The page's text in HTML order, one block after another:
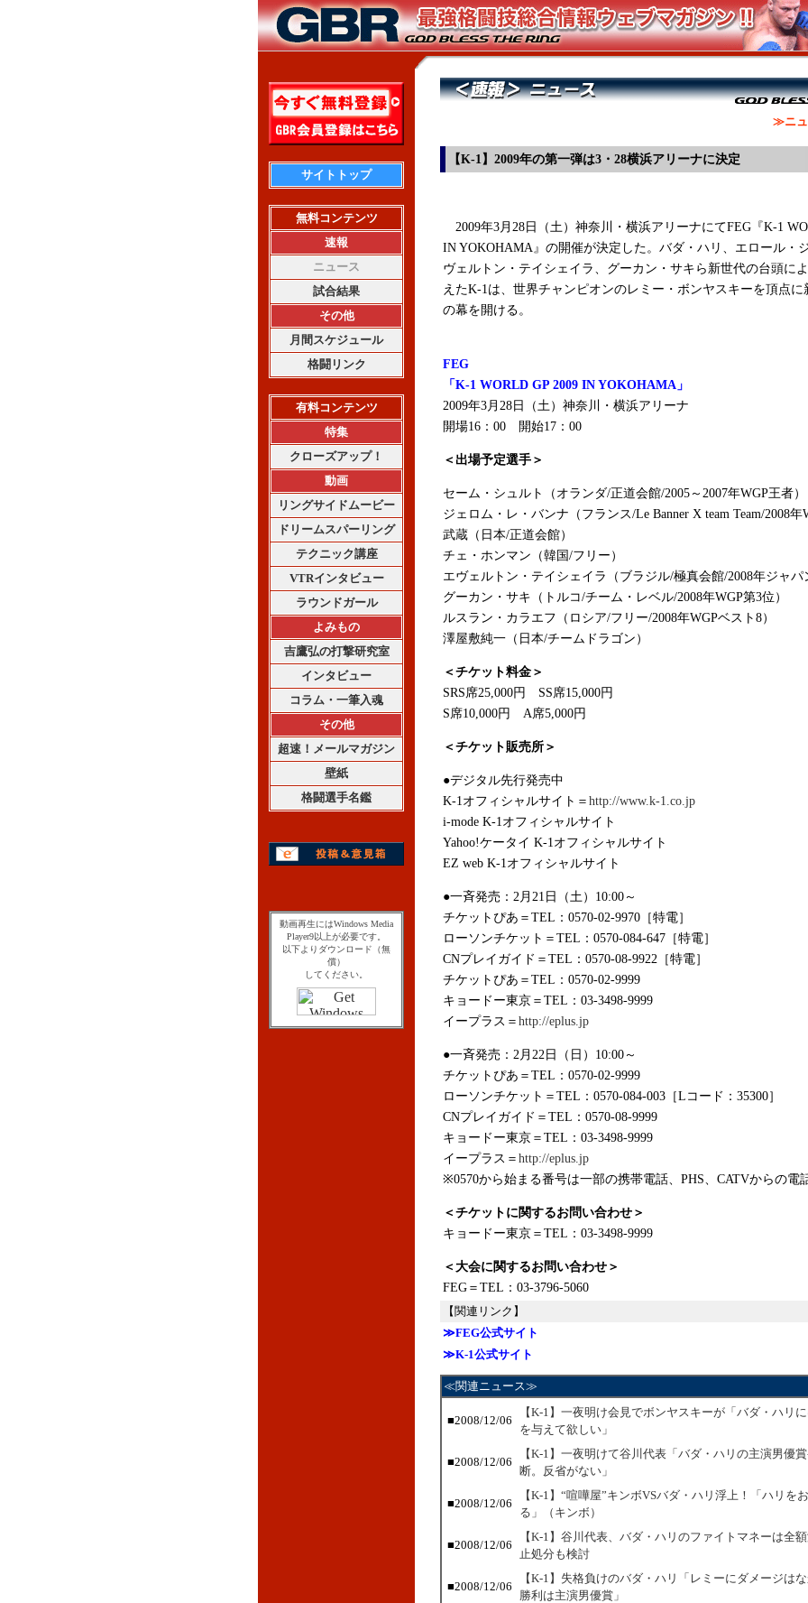
サイトトップ
無料コンテンツ
速報
ニュース
試合結果
その他
月間スケジュール
格闘リンク
有料コンテンツ
特集
クローズアップ！
動画
リングサイドムービー
ドリームスパーリング
テクニック講座
VTRインタビュー
ラウンドガール
よみもの
吉鷹弘の打撃研究室
インタビュー
コラム・一筆入魂
その他
超速！メールマガジン
壁紙
格闘選手名鑑
動画再生にはWindows Media
Player9以上が必要です。
以下よりダウンロード（無
償）
してください。
≫ニュ
【K-1】2009年の第一弾は3・28横浜アリーナに決定
2009年3月28日（土）神奈川・横浜アリーナにてFEG『K-1
IN YOKOHAMA』の開催が決定した。バダ・ハリ、エロール・
ヴェルトン・テイシェイラ、グーカン・サキら新世代の台頭に
えたK-1は、世界チャンピオンのレミー・ボンヤスキーを頂点に
の幕を開ける。
FEG
「K-1 WORLD GP 2009 IN YOKOHAMA」
2009年3月28日（土）神奈川・横浜アリーナ
開場16：00 開始17：00
＜出場予定選手＞
セーム・シュルト（オランダ/正道会館/2005～2007年WGP王者）
ジェロム・レ・バンナ（フランス/Le Banner X team Team/2008年
武蔵（日本/正道会館）
チェ・ホンマン（韓国/フリー）
エヴェルトン・テイシェイラ（ブラジル/極真会館/2008年ジャパ
グーカン・サキ（トルコ/チーム・レベル/2008年WGP第3位）
ルスラン・カラエフ（ロシア/フリー/2008年WGPベスト8）
澤屋敷純一（日本/チームドラゴン）
＜チケット料金＞
SRS席25,000円 SS席15,000円
S席10,000円 A席5,000円
＜チケット販売所＞
●デジタル先行発売中
K-1オフィシャルサイト＝ http://www.k-1.co.jp
i-mode K-1オフィシャルサイト
Yahoo!ケータイ K-1オフィシャルサイト
EZ web K-1オフィシャルサイト
●一斉発売：2月21日（土）10:00～
チケットぴあ＝TEL：0570-02-9970［特電］
ローソンチケット＝TEL：0570-084-647［特電］
CNプレイガイド＝TEL：0570-08-9922［特電］
チケットぴあ＝TEL：0570-02-9999
キョードー東京＝TEL：03-3498-9999
イープラス＝ http://eplus.jp
●一斉発売：2月22日（日）10:00～
チケットぴあ＝TEL：0570-02-9999
ローソンチケット＝TEL：0570-084-003［Lコード：35300］
CNプレイガイド＝TEL：0570-08-9999
キョードー東京＝TEL：03-3498-9999
イープラス＝ http://eplus.jp
※0570から始まる番号は一部の携帯電話、PHS、CATVからの電
＜チケットに関するお問い合わせ＞
キョードー東京＝TEL：03-3498-9999
＜大会に関するお問い合わせ＞
FEG＝TEL：03-3796-5060
【関連リンク】
≫FEG公式サイト
≫K-1公式サイト
≪関連ニュース≫
■2008/12/06
【K-1】一夜明け会見でボンヤスキーが「バダ・ハリ
を与えて欲しい」
■2008/12/06
【K-1】一夜明けて谷川代表「バダ・ハリの主演男優
断。反省がない」
■2008/12/06
【K-1】“喧嘩屋”キンボVSバダ・ハリ浮上！「ハリを
る」（キンボ）
■2008/12/06
【K-1】谷川代表、バダ・ハリのファイトマネーは全
止処分も検討
■2008/12/06
【K-1】失格負けのバダ・ハリ「レミーにダメージは
勝利は主演男優賞」